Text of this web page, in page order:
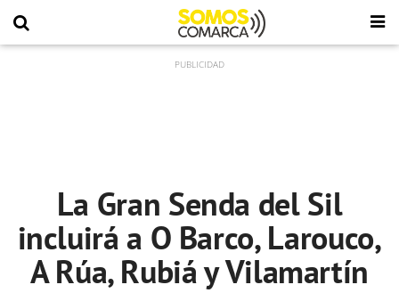
La Gran Senda del Sil
incluirá a O Barco, Larouco,
A Rúa, Rubiá y Vilamartín